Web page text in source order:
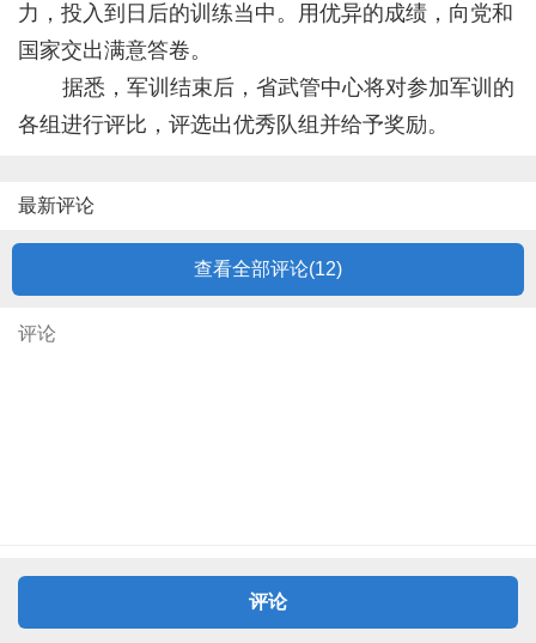
力，投入到日后的训练当中。用优异的成绩，向党和
国家交出满意答卷。
据悉，军训结束后，省武管中心将对参加军训的
各组进行评比，评选出优秀队组并给予奖励。
最新评论
查看全部评论(12)
评论